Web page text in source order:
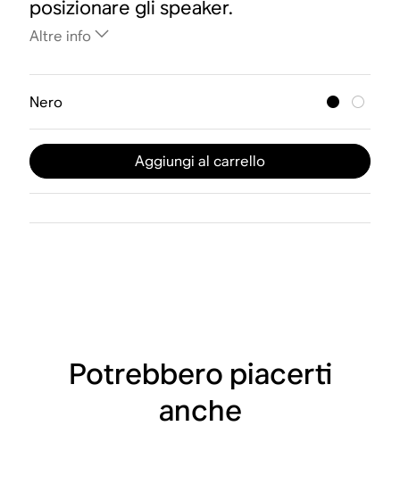
posizionare gli speaker.
Altre info
Nero
Aggiungi al carrello
Potrebbero piacerti
anche